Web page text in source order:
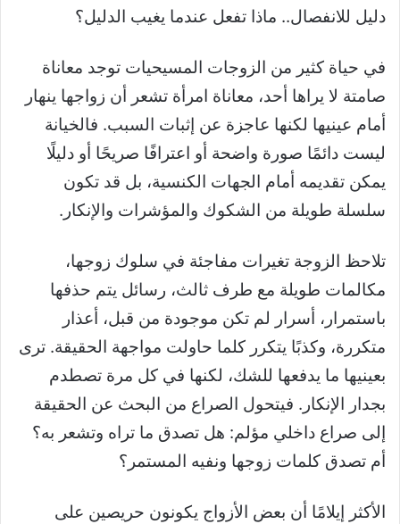
دليل للانفصال.. ماذا تفعل عندما يغيب الدليل؟
في حياة كثير من الزوجات المسيحيات توجد معاناة
صامتة لا يراها أحد، معاناة امرأة تشعر أن زواجها ينهار
أمام عينيها لكنها عاجزة عن إثبات السبب. فالخيانة
ليست دائمًا صورة واضحة أو اعترافًا صريحًا أو دليلًا
يمكن تقديمه أمام الجهات الكنسية، بل قد تكون
سلسلة طويلة من الشكوك والمؤشرات والإنكار.
تلاحظ الزوجة تغيرات مفاجئة في سلوك زوجها،
مكالمات طويلة مع طرف ثالث، رسائل يتم حذفها
باستمرار، أسرار لم تكن موجودة من قبل، أعذار
متكررة، وكذبًا يتكرر كلما حاولت مواجهة الحقيقة. ترى
بعينيها ما يدفعها للشك، لكنها في كل مرة تصطدم
بجدار الإنكار. فيتحول الصراع من البحث عن الحقيقة
إلى صراع داخلي مؤلم: هل تصدق ما تراه وتشعر به؟
أم تصدق كلمات زوجها ونفيه المستمر؟
الأكثر إيلامًا أن بعض الأزواج يكونون حريصين على